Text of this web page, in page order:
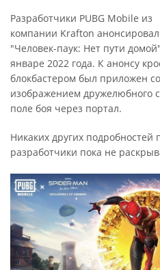
Разработчики PUBG Mobile из
компании Krafton
"Человек-паук: Нет пути
январе 2022 года. К анонсу
блокбастером был приложен
изображением дружелюбного
поле боя через портал.
Никаких других
разработчики пока не